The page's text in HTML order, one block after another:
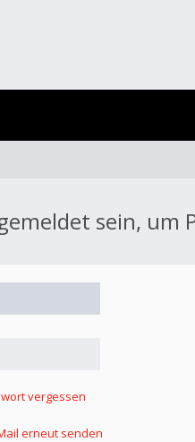
sein, um
vergessen
erneut senden